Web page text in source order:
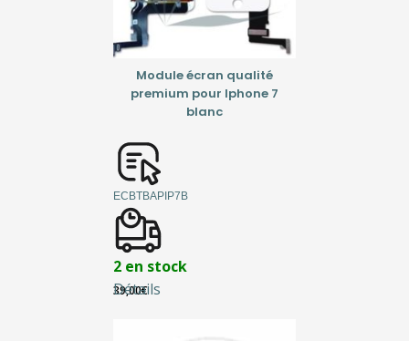
Détails
Module écran qualité
premium pour Iphone 7
blanc
ECBTBAPIP7B
2 en stock
39,00€